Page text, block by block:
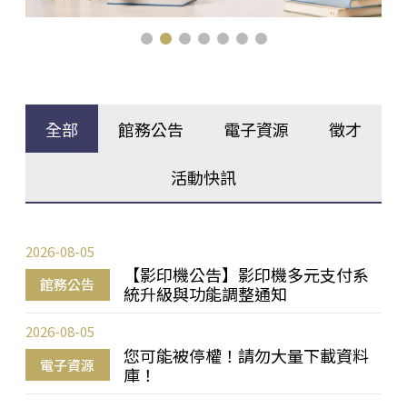
全部 館務公告 電子資源 徵才
活動快訊
館務公告
【影印機公告】影印機多元支付系
統升級與功能調整通知
2026-08-05
電子資源
您可能被停權！請勿大量下載資料
庫！
2026-08-05